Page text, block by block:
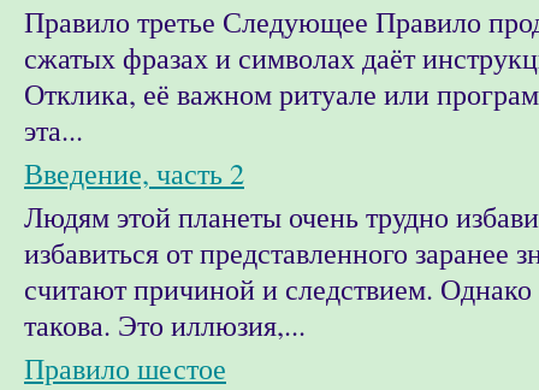
Правило третье Следующее Правило
сжатых фразах и символах даёт
Отклика, её важном ритуале или
эта...
Введение, часть 2
Людям этой планеты очень трудно
избавиться от представленного заранее
считают причиной и следствием. Однако
такова. Это иллюзия,...
Правило шестое